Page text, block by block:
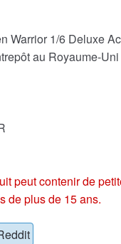
Warrior 1/6 Deluxe
au Royaume-Uni
peut contenir de
de plus de 15 ans.